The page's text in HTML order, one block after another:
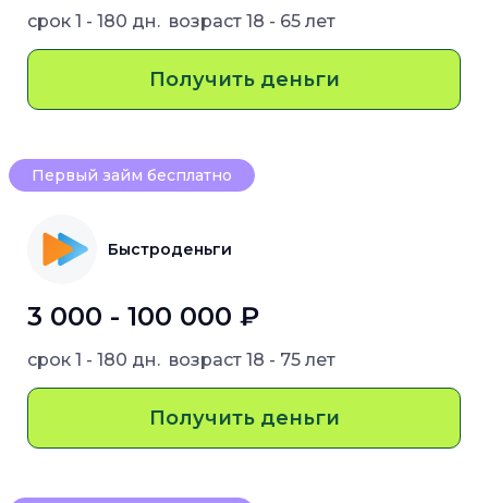
срок 1 - 180 дн. возраст 18 - 65 лет
Получить деньги
Первый займ бесплатно
Быстроденьги
3 000 - 100 000 ₽
срок 1 - 180 дн. возраст 18 - 75 лет
Получить деньги